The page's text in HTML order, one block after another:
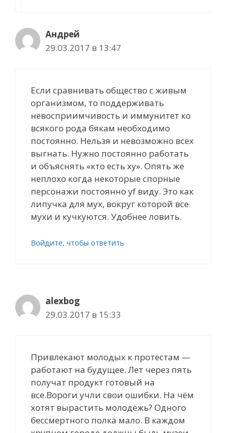
Андрей
29.03.2017 в 13:47
Если сравнивать общество с живым
организмом, то поддерживать
невосприимчивость и иммунитет ко
всякого рода бякам необходимо
постоянно. Нельзя и невозможно всех
выгнать. Нужно постоянно работать
и объяснять «кто есть ху». Опять же
неплохо когда некоторые спорные
персонажи постоянно yf виду. Это как
липучка для мух, вокруг которой все
мухи и кучкуются. Удобнее ловить.
Войдите, чтобы ответить
alexbog
29.03.2017 в 15:33
Привлекают молодых к протестам —
работают на будущее. Лет через пять
получат продукт готовый на
все.Вороги учли свои ошибки. На чём
хотят вырастить молодёжь? Одного
бессмертного полка мало. В каждом